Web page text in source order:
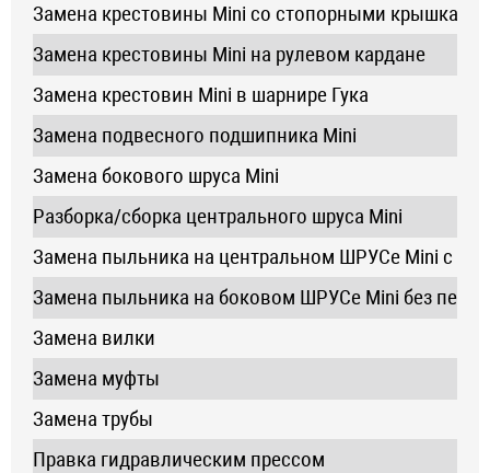
Замена крестовины Mini со стопорными крышками
Замена крестовины Mini на рулевом кардане
Замена крестовин Mini в шарнире Гука
Замена подвесного подшипника Mini
Замена бокового шруса Mini
Разборка/сборка центрального шруса Mini
Замена пыльника на центральном ШРУСе Mini с
Замена пыльника на боковом ШРУСе Mini без
Замена вилки
Замена муфты
Замена трубы
Правка гидравлическим прессом